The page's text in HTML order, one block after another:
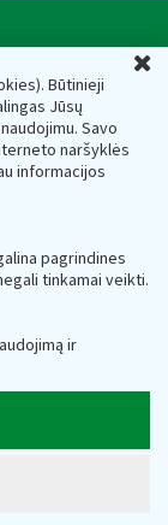
Būtinieji
Jūsų
Savo
naršyklės
informacijos
pagrindines
tinkamai veikti.
ir
el.paštas:
Lietuvos
Juridinių